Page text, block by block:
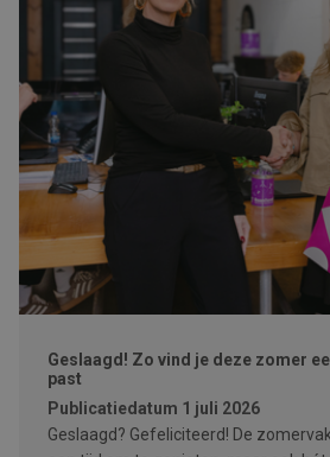
Geslaagd! Zo vind je deze zomer
past
Publicatiedatum 1 juli 2026
Geslaagd? Gefeliciteerd! De